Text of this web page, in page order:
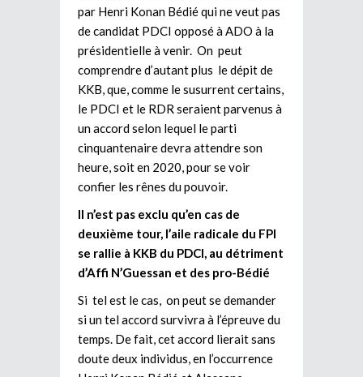
par Henri Konan Bédié qui ne veut pas
de candidat PDCI opposé à ADO à la
présidentielle à venir. On peut
comprendre d’autant plus le dépit de
KKB, que, comme le susurrent certains,
le PDCI et le RDR seraient parvenus à
un accord selon lequel le parti
cinquantenaire devra attendre son
heure, soit en 2020, pour se voir
confier les rênes du pouvoir.
Il n’est pas exclu qu’en cas de
deuxième tour, l’aile radicale du FPI
se rallie à KKB du PDCI, au détriment
d’Affi N’Guessan et des pro-Bédié
Si tel est le cas, on peut se demander
si un tel accord survivra à l’épreuve du
temps. De fait, cet accord lierait sans
doute deux individus, en l’occurrence